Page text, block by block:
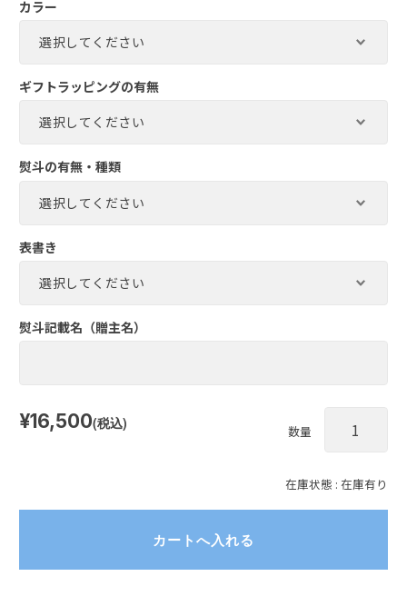
カラー
ギフトラッピングの有無
熨斗の有無・種類
表書き
熨斗記載名（贈主名）
在庫状態 : 在庫有り
¥16,500(税込) 数量